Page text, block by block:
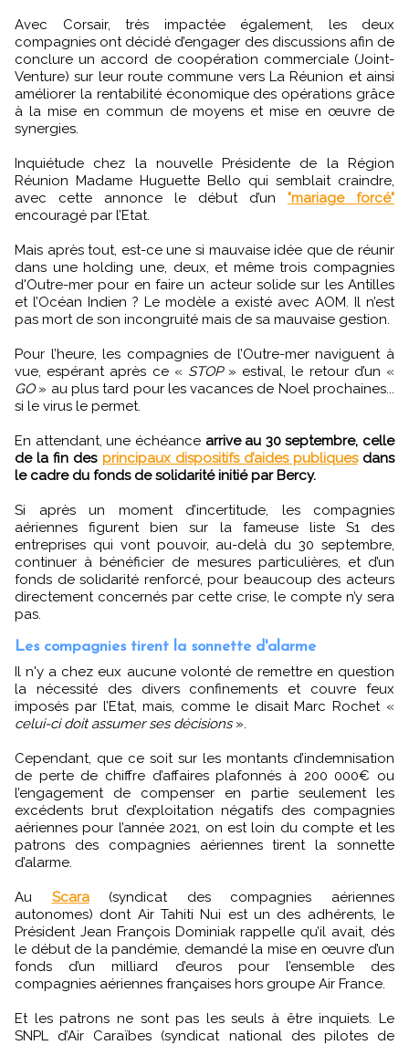
Avec Corsair, très impactée également, les deux
compagnies ont décidé d’engager des discussions afin de
conclure un accord de coopération commerciale (Joint-
Venture) sur leur route commune vers La Réunion et ainsi
améliorer la rentabilité économique des opérations grâce
à la mise en commun de moyens et mise en œuvre de
synergies.
Inquiétude chez la nouvelle Présidente de la Région
Réunion Madame Huguette Bello qui semblait craindre,
avec cette annonce le début d’un "mariage forcé"
encouragé par l’Etat.
Mais après tout, est-ce une si mauvaise idée que de réunir
dans une holding une, deux, et même trois compagnies
d'Outre-mer pour en faire un acteur solide sur les Antilles
et l’Océan Indien ? Le modèle a existé avec AOM. Il n’est
pas mort de son incongruité mais de sa mauvaise gestion.
Pour l’heure, les compagnies de l’Outre-mer naviguent à
vue, espérant après ce « STOP» estival, le retour d’un «
GO» au plus tard pour les vacances de Noel prochaines...
si le virus le permet.
En attendant, une échéance arrive au 30 septembre, celle
de la fin des principaux dispositifs d’aides publiques dans
le cadre du fonds de solidarité initié par Bercy.
Si après un moment d’incertitude, les compagnies
aériennes figurent bien sur la fameuse liste S1 des
entreprises qui vont pouvoir, au-delà du 30 septembre,
continuer à bénéficier de mesures particulières, et d’un
fonds de solidarité renforcé, pour beaucoup des acteurs
directement concernés par cette crise, le compte n’y sera
pas.
Les compagnies tirent la sonnette d'alarme
Il n'y a chez eux aucune volonté de remettre en question
la nécessité des divers confinements et couvre feux
imposés par l’Etat, mais, comme le disait Marc Rochet «
celui-ci doit assumer ses décisions».
Cependant, que ce soit sur les montants d’indemnisation
de perte de chiffre d’affaires plafonnés à 200 000€ ou
l’engagement de compenser en partie seulement les
excédents brut d’exploitation négatifs des compagnies
aériennes pour l’année 2021, on est loin du compte et les
patrons des compagnies aériennes tirent la sonnette
d’alarme.
Au Scara(syndicat des compagnies aériennes
autonomes) dont Air Tahiti Nui est un des adhérents, le
Président Jean François Dominiak rappelle qu’il avait, dés
le début de la pandémie, demandé la mise en œuvre d’un
fonds d’un milliard d’euros pour l’ensemble des
compagnies aériennes françaises hors groupe Air France.
Et les patrons ne sont pas les seuls à être inquiets. Le
SNPL d’Air Caraïbes (syndicat national des pilotes de